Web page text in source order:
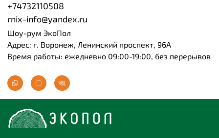
+74732110508
rnix-info@yandex.ru
Шоу-рум ЭкоПол
Адрес: г. Воронеж, Ленинский проспект, 96А
Время работы: ежедневно 09:00-19:00, без перерывов